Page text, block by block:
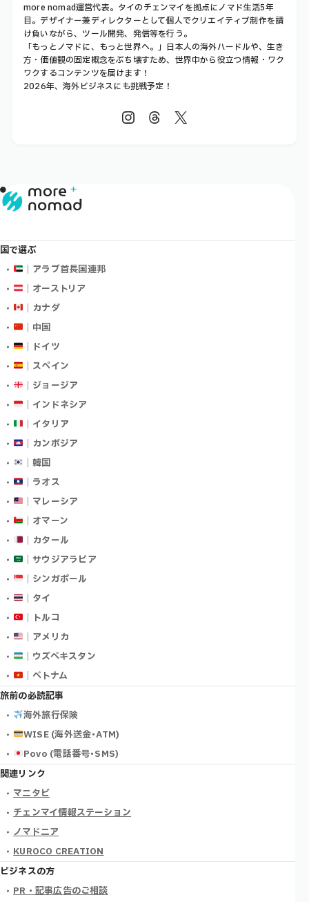
more nomad運営代表。タイのチェンマイを拠点にノマド生活5年
目。デザイナー兼ディレクターとして個人でクリエイティブ制作を請
け負いながら、ツール開発、発信等を行う。
「もっとノマドに、もっと世界へ。」日本人の海外ハードルや、生き
方・価値観の固定概念をぶち壊すため、世界中から役立つ情報・ワク
ワクするコンテンツを届けます！
2026年、海外ビジネスにも挑戦予定！
国で選ぶ
｜アラブ首長国連邦
｜オーストリア
｜カナダ
｜中国
｜ドイツ
｜スペイン
｜ジョージア
｜インドネシア
｜イタリア
｜カンボジア
｜韓国
｜ラオス
｜マレーシア
｜オマーン
｜カタール
｜サウジアラビア
｜シンガポール
｜タイ
｜トルコ
｜アメリカ
｜ウズベキスタン
｜ベトナム
旅前の必読記事
海外旅行保険
WISE (海外送金･ATM)
Povo (電話番号･SMS)
関連リンク
マニタビ
チェンマイ情報ステーション
ノマドニア
KUROCO CREATION
ビジネスの方
PR・記事広告のご相談